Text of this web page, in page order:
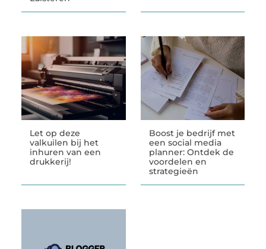
Let op deze
valkuilen bij het
inhuren van een
drukkerij!
Boost je bedrijf met
een social media
planner: Ontdek de
voordelen en
strategieën